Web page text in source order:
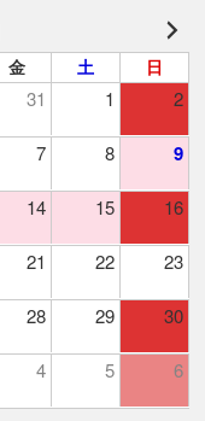
金 土 日
31 1 2
7 8 9
14 15 16
21 22 23
28 29 30
4 5 6